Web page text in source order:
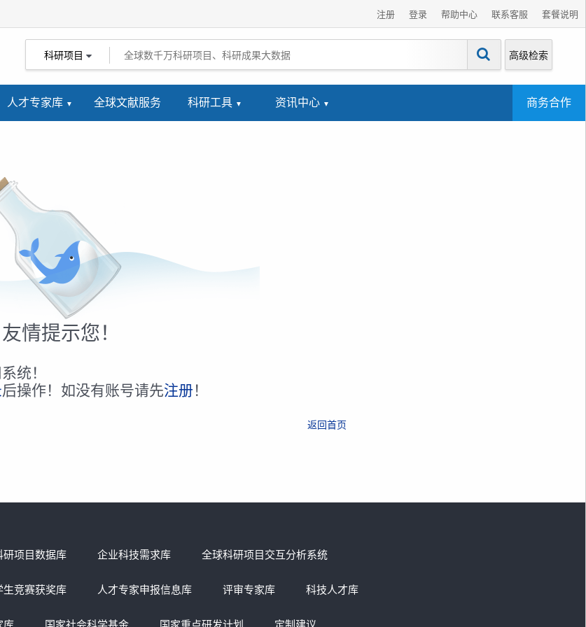
注册 登录 帮助中心 联系客服 套餐说明
科研项目 高级检索
人才专家库 全球文献服务 科研工具 资讯中心 商务合作
情提示您！
统！
后操作！如没有账号请先注册！
返回首页
研项目数据库 企业科技需求库 全球科研项目交互分析系统
生竞赛获奖库 人才专家申报信息库 评审专家库 科技人才库
库 国家社会科学基金 国家重点研发计划 定制建议